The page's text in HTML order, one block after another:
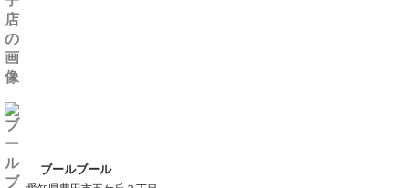
ブールブール